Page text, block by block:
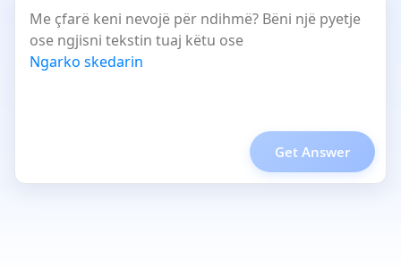
Me çfarë keni nevojë për ndihmë? Bëni një pyetje
ose ngjisni tekstin tuaj këtu ose
Ngarko skedarin
Get Answer